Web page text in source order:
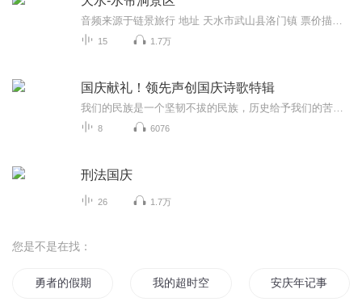
15 1.7万
国庆献礼！领先声创国庆诗歌特辑
8 6076
刑法国庆
26 1.7万
您是不是在找：
勇者的假期 我的超时空假期 安庆年记事